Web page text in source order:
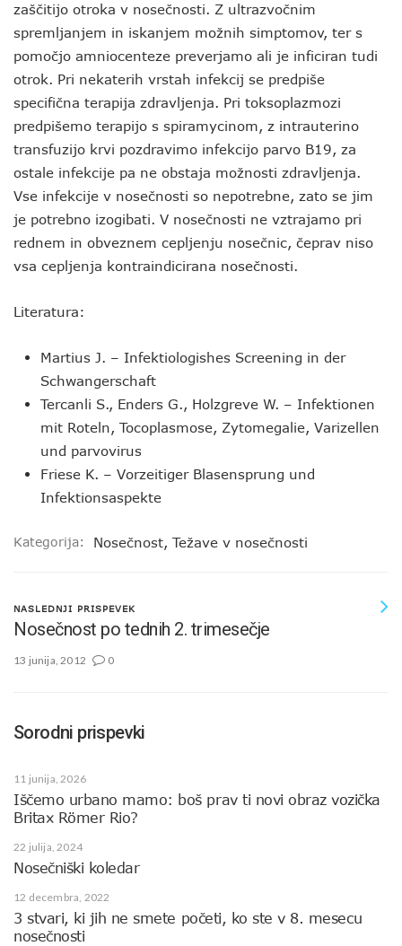
zaščitijo otroka v nosečnosti. Z ultrazvočnim
spremljanjem in iskanjem možnih simptomov, ter s
pomočjo amniocenteze preverjamo ali je inficiran tudi
otrok. Pri nekaterih vrstah infekcij se predpiše
specifična terapija zdravljenja. Pri toksoplazmozi
predpišemo terapijo s spiramycinom, z intrauterino
transfuzijo krvi pozdravimo infekcijo parvo B19, za
ostale infekcije pa ne obstaja možnosti zdravljenja.
Vse infekcije v nosečnosti so nepotrebne, zato se jim
je potrebno izogibati. V nosečnosti ne vztrajamo pri
rednem in obveznem cepljenju nosečnic, čeprav niso
vsa cepljenja kontraindicirana nosečnosti.
Literatura:
Martius J. – Infektiologishes Screening in der
Schwangerschaft
Tercanli S., Enders G., Holzgreve W. – Infektionen
mit Roteln, Tocoplasmose, Zytomegalie, Varizellen
und parvovirus
Friese K. – Vorzeitiger Blasensprung und
Infektionsaspekte
Kategorija: Nosečnost, Težave v nosečnosti
NASLEDNJI PRISPEVEK
Nosečnost po tednih 2. trimesečje
13 junija, 2012 0
Sorodni prispevki
11 junija, 2026
Iščemo urbano mamo: boš prav ti novi obraz vozička
Britax Römer Rio?
22 julija, 2024
Nosečniški koledar
12 decembra, 2022
3 stvari, ki jih ne smete početi, ko ste v 8. mesecu
nosečnosti